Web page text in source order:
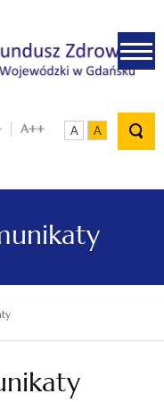
A++ A A